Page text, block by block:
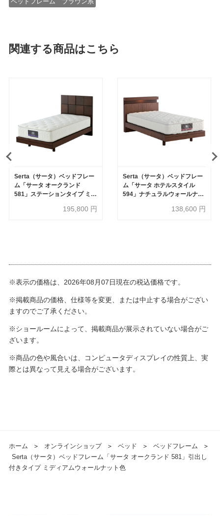
関連する商品はこちら
Serta（サータ）ベッドフレー
ム「サータ オークランド
581」ステーションタイプ ミデ
195,800 円
Serta（サータ）ベッドフレー
ム「サータ ホテルスタイル
594」ナチュラルウォールナッ
ン・引き出し付き）138,600 円
※表示の価格は、2026年08月07日現在の税込価格です。
※掲載商品の価格、仕様等を変更、または中止する場合がござい
ますのでご了承ください。
※ショールームによって、掲載商品が展示されていない場合がご
ざいます。
※商品の色や風合いは、コンピュータディスプレイの性質上、実
際とは異なって見える場合がございます。
ホーム ＞ オンラインショップ ＞ ベッド ＞ ベッドフレーム
＞
Serta（サータ）ベッドフレーム「サータ オークランド 581」引出し
付きタイプ ミディアムウォールナット色